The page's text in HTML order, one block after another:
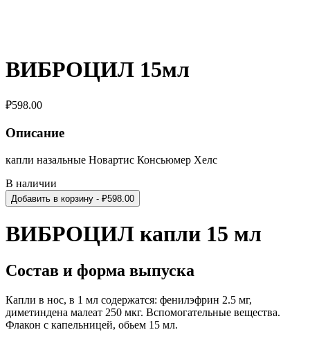
ВИБРОЦИЛ 15мл
₽598.00
Описание
капли назальные Новартис Консьюмер Хелс
В наличии
Добавить в корзину - ₽598.00
ВИБРОЦИЛ капли 15 мл
Состав и форма выпуска
Капли в нос, в 1 мл содержатся: фенилэфрин 2.5 мг,
диметиндена малеат 250 мкг. Вспомогательные вещества.
Флакон с капельницей, обьем 15 мл.